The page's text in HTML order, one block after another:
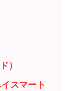
）
スマート